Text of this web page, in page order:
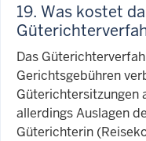
19. Was kostet
Das
Gerichtsgebühren
Güterichtersitzungen
allerdings Auslagen
Güterichterin